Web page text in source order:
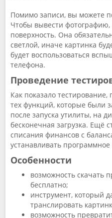
Помимо записи, вы можете
Чтобы вывести фотографию,
поверхность. Она
светлой, иначе картинка
будет воспользоваться
телефона.
Проведение
Как показало
тех функций, которые были
после запуска утилиты, на
бесконечная загрузка. Ещё
списания финансов с
устанавливать
Особенности
возможность скачать
бесплатно;
инструмент, который
транслировать
возможность